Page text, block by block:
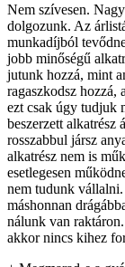
Nem szívesen.
dolgozunk. Az
munkadíjból
jobb minőségű
jutunk hozzá, mint
ragaszkodsz hozzá,
ezt csak úgy tudjuk
beszerzett alkatrész
rosszabbul jársz
alkatrész nem is
esetlegesen
nem tudunk
máshonnan
nálunk van
akkor nincs kihez